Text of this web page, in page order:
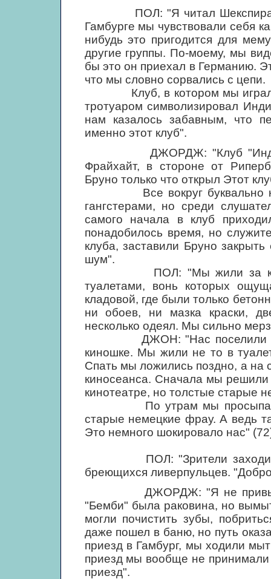
ПОЛ: "Я читал Шекспира,
Гамбурге мы чувствовали себя
нибудь это пригодится для
другие группы. По-моему, мы
бы это он приехал в Германию.
что мы словно сорвались с цепи.
Клуб, в котором мы играли,
тротуаром символизировал
нам казалось забавным, что
именно этот клуб".
ДЖОРДЖ: "Клуб "Индра"
Фрайхайт, в стороне от
Бруно только что открыл Этот
Все вокруг буквально
гангстерами, но среди
самого начала в клуб
понадобилось время, но
клуба, заставили Бруно
шум".
ПОЛ: "Мы жили за
туалетами, вонь которых
кладовой, где были только
ни обоев, ни мазка краски,
несколько одеял. Мы сильно
ДЖОН: "Нас поселили в
киношке. Мы жили не то в
Спать мы ложились поздно, а на
киносеанса. Сначала мы решили
кинотеатре, но толстые старые
По утрам мы просыпались
старые немецкие фрау. А ведь
Это немного шокировало нас"
ПОЛ: "Зрители заходили в
бреющихся ливерпульцев.
ДЖОРДЖ: "Я не привык
"Бемби" была раковина, но
могли почистить зубы,
даже пошел в баню, но путь
приезд в Гамбург, мы ходили
приезд мы вообще не
приезд".